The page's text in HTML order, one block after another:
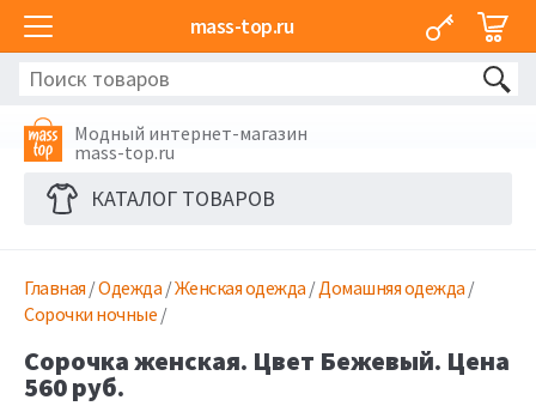
mass-top.ru
Модный интернет-магазин
mass-top.ru
КАТАЛОГ ТОВАРОВ
Главная /Одежда /Женская одежда /Домашняя одежда /
Сорочки ночные /
Сорочка женская. Цвет Бежевый. Цена
560 руб.